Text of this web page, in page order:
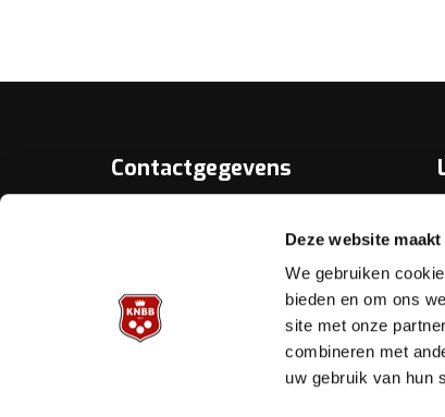
Deze website
We gebruiken
bieden en om ons
site met onze
combineren met
uw gebruik van hun
Contactgegevens
Koninklijke Nederlandse Biljart
Archimedesbaan 7